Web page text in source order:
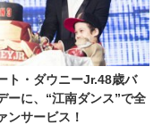
ト・ダウニーJr.48歳バ
ーに、“江南ダンス”で全
ンサービス！